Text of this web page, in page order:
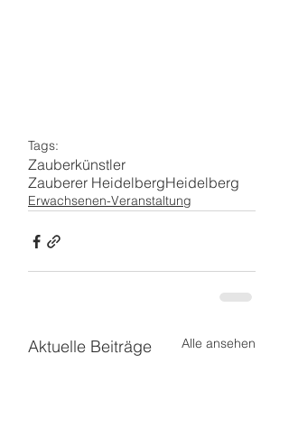
Tags:
Zauberkünstler
Zauberer HeidelbergHeidelberg
Erwachsenen-Veranstaltung
Aktuelle Beiträge Alle ansehen